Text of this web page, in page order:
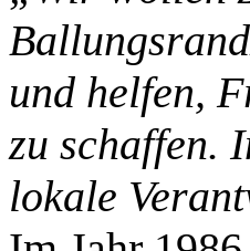
und helfen,
zu schaffen.
lokale